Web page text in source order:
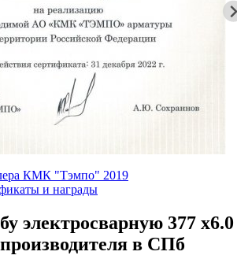
КМК "Тэмпо" 2019
и награды
электросварную 377 х6.0
в СПб